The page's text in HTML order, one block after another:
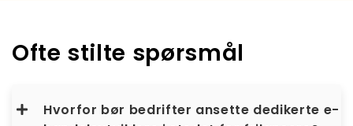
Ofte stilte spørsmål
Hvorfor bør bedrifter ansette dedikerte e-